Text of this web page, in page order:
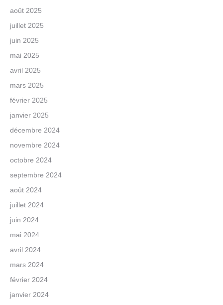
août 2025
juillet 2025
juin 2025
mai 2025
avril 2025
mars 2025
février 2025
janvier 2025
décembre 2024
novembre 2024
octobre 2024
septembre 2024
août 2024
juillet 2024
juin 2024
mai 2024
avril 2024
mars 2024
février 2024
janvier 2024